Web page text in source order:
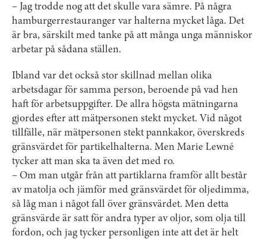
– Jag trodde nog att det skulle vara sämre. På några
hamburgerrestauranger var halterna mycket låga. Det
är bra, särskilt med tanke på att många unga människor
arbetar på sådana ställen.
Ibland var det också stor skillnad mellan olika
arbetsdagar för samma person, beroende på vad hen
haft för arbetsuppgifter. De allra högsta mätningarna
gjordes efter att mätpersonen stekt mycket. Vid något
tillfälle, när mätpersonen stekt pannkakor, överskreds
gränsvärdet för partikelhalterna. Men Marie Lewné
tycker att man ska ta även det med ro.
– Om man utgår från att partiklarna framför allt består
av matolja och jämför med gränsvärdet för oljedimma,
så låg man i något fall över gränsvärdet. Men detta
gränsvärde är satt för andra typer av oljor, som olja till
fordon, och jag tycker personligen inte att det är helt